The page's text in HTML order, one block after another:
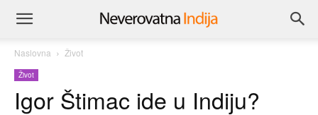
Naslovna Život
Život
Igor Štimac ide u Indiju?